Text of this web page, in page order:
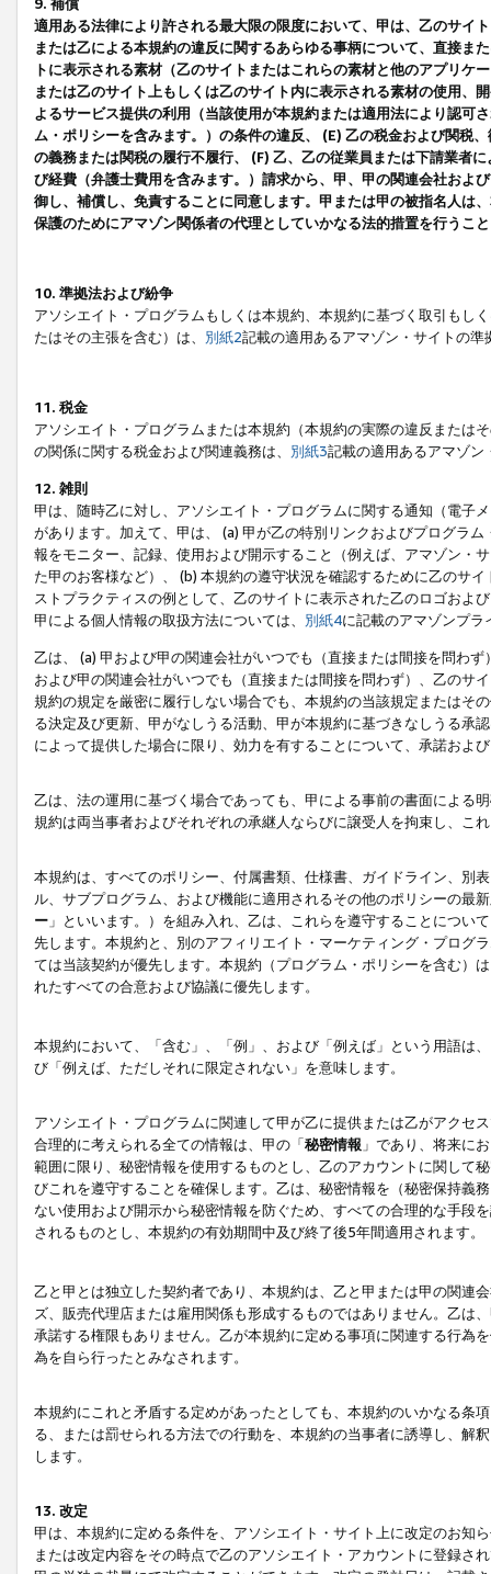
9. 補償
適用ある法律により許される最大限の限度において、甲は、乙のサイ
または乙による本規約の違反に関するあらゆる事柄について、直接ま
トに表示される素材（乙のサイトまたはこれらの素材と他のアプリ
または乙のサイト上もしくは乙のサイト内に表示される素材の使用、
よるサービス提供の利用（当該使用が本規約または適用法により認可
ム・ポリシーを含みます。）の条件の違反、 (E) 乙の税金および関税
の義務または関税の履行不履行、 (F) 乙、乙の従業員または下請業者
び経費（弁護士費用を含みます。）請求から、甲、甲の関連会社およ
御し、補償し、免責することに同意します。甲または甲の被指名人は
保護のためにアマゾン関係者の代理としていかなる法的措置を行うこ
10. 準拠法および紛争
アソシエイト・プログラムもしくは本規約、本規約に基づく取引もし
たはその主張を含む）は、 別紙2記載の適用あるアマゾン・サイトの
11. 税金
アソシエイト・プログラムまたは本規約（本規約の実際の違反または
の関係に関する税金および関連義務は、 別紙3記載の適用あるアマゾン
12. 雑則
甲は、随時乙に対し、アソシエイト・プログラムに関する通知（電子
があります。加えて、甲は、 (a) 甲が乙の特別リンクおよびプログラ
報をモニター、記録、使用および開示すること（例えば、アマゾン・
た甲のお客様など）、 (b) 本規約の遵守状況を確認するために乙のサ
ストプラクティスの例として、乙のサイトに表示された乙のロゴおよ
甲による個人情報の取扱方法については、 別紙4に記載のアマゾンプ
乙は、 (a) 甲および甲の関連会社がいつでも（直接または間接を問わ
および甲の関連会社がいつでも（直接または間接を問わず）、乙のサ
規約の規定を厳密に履行しない場合でも、本規約の当該規定またはそ
る決定及び更新、甲がなしうる活動、甲が本規約に基づきなしうる承
によって提供した場合に限り、効力を有することについて、承諾およ
乙は、法の運用に基づく場合であっても、甲による事前の書面による
規約は両当事者およびそれぞれの承継人ならびに譲受人を拘束し、こ
本規約は、すべてのポリシー、付属書類、仕様書、ガイドライン、別
ル、サブプログラム、および機能に適用されるその他のポリシーの最
ー 」といいます。）を組み入れ、乙は、これらを遵守することにつ
先します。本規約と、別のアフィリエイト・マーケティング・プログ
ては当該契約が優先します。本規約（プログラム・ポリシーを含む）
れたすべての合意および協議に優先します。
本規約において、「含む」、「例」、および「例えば」という用語は
び「例えば、ただしそれに限定されない」を意味します。
アソシエイト・プログラムに関連して甲が乙に提供または乙がアクセ
合理的に考えられる全ての情報は、甲の「秘密情報 」であり、将来に
範囲に限り、秘密情報を使用するものとし、乙のアカウントに関して
びこれを遵守することを確保します。乙は、秘密情報を（秘密保持義
ない使用および開示から秘密情報を防ぐため、すべての合理的な手段
されるものとし、本規約の有効期間中及び終了後5年間適用されます。
乙と甲とは独立した契約者であり、本規約は、乙と甲または甲の関連
ズ、販売代理店または雇用関係も形成するものではありません。乙は
承諾する権限もありません。乙が本規約に定める事項に関連する行為
為を自ら行ったとみなされます。
本規約にこれと矛盾する定めがあったとしても、本規約のいかなる条
る、または罰せられる方法での行動を、本規約の当事者に誘導し、解
します。
13. 改定
甲は、本規約に定める条件を、アソシエイト・サイト上に改定のお知
または改定内容をその時点で乙のアソシエイト・アカウントに登録さ